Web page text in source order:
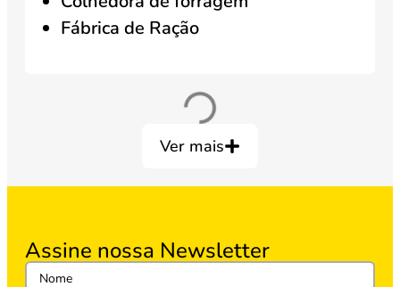
Fábrica de Ração
Ver mais
Assine nossa Newsletter